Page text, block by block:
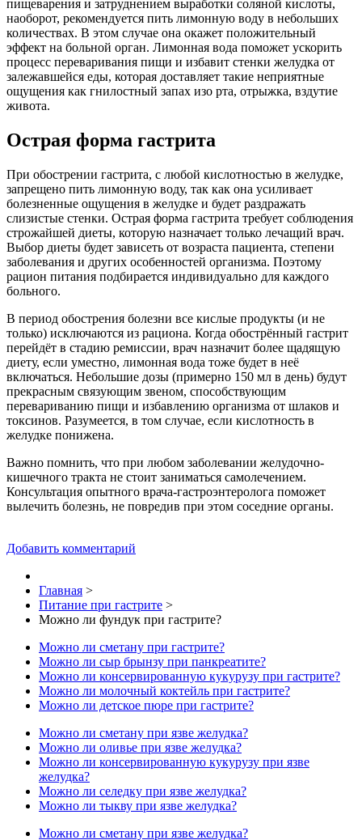
пищеварения и затруднением выработки соляной кислоты,
наоборот, рекомендуется пить лимонную воду в небольших
количествах. В этом случае она окажет положительный
эффект на больной орган. Лимонная вода поможет ускорить
процесс переваривания пищи и избавит стенки желудка от
залежавшейся еды, которая доставляет такие неприятные
ощущения как гнилостный запах изо рта, отрыжка, вздутие
живота.
Острая форма гастрита
При обострении гастрита, с любой кислотностью в желудке,
запрещено пить лимонную воду, так как она усиливает
болезненные ощущения в желудке и будет раздражать
слизистые стенки. Острая форма гастрита требует соблюдения
строжайшей диеты, которую назначает только лечащий врач.
Выбор диеты будет зависеть от возраста пациента, степени
заболевания и других особенностей организма. Поэтому
рацион питания подбирается индивидуально для каждого
больного.
В период обострения болезни все кислые продукты (и не
только) исключаются из рациона. Когда обострённый гастрит
перейдёт в стадию ремиссии, врач назначит более щадящую
диету, если уместно, лимонная вода тоже будет в неё
включаться. Небольшие дозы (примерно 150 мл в день) будут
прекрасным связующим звеном, способствующим
перевариванию пищи и избавлению организма от шлаков и
токсинов. Разумеется, в том случае, если кислотность в
желудке понижена.
Важно помнить, что при любом заболевании желудочно-
кишечного тракта не стоит заниматься самолечением.
Консультация опытного врача-гастроэнтеролога поможет
вылечить болезнь, не повредив при этом соседние органы.
Добавить комментарий
Главная >
Питание при гастрите >
Можно ли фундук при гастрите?
Можно ли сметану при гастрите?
Можно ли сыр брынзу при панкреатите?
Можно ли консервированную кукурузу при гастрите?
Можно ли молочный коктейль при гастрите?
Можно ли детское пюре при гастрите?
Можно ли сметану при язве желудка?
Можно ли оливье при язве желудка?
Можно ли консервированную кукурузу при язве
желудка?
Можно ли селедку при язве желудка?
Можно ли тыкву при язве желудка?
Можно ли сметану при язве желудка?